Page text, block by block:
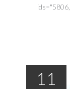
11